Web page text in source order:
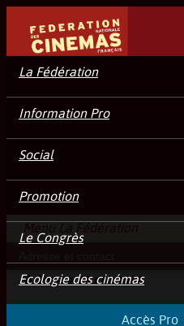
La Fédération
Information Pro
Social
Promotion
Le Congrès
Ecologie des cinémas
Accès Pro
Adresse et contact
Menu La Fédération
Adresse et contact